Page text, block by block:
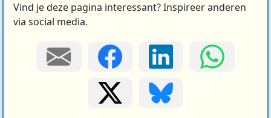
Vind je deze pagina interessant? Inspireer anderen
via social media.